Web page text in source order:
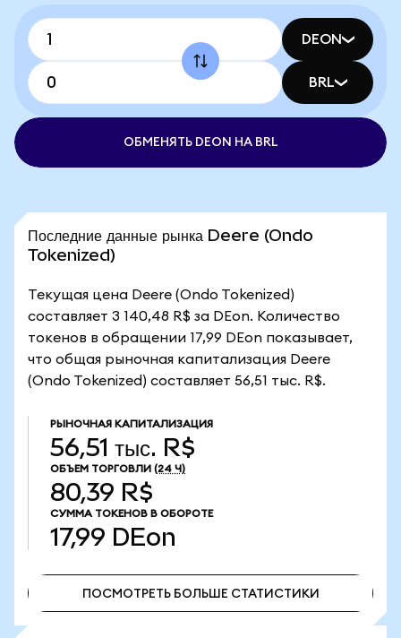
DEON
BRL
ОБМЕНЯТЬ DEON НА BRL
Последние данные рынка Deere (Ondo
Tokenized)
Текущая цена Deere (Ondo Tokenized)
составляет 3 140,48 R$ за DEon. Количество
токенов в обращении 17,99 DEon показывает,
что общая рыночная капитализация Deere
(Ondo Tokenized) составляет 56,51 тыс. R$.
РЫНОЧНАЯ КАПИТАЛИЗАЦИЯ
56,51 тыс. R$
ОБЪЕМ ТОРГОВЛИ (24 Ч)
80,39 R$
СУММА ТОКЕНОВ В ОБОРОТЕ
17,99 DEon
ПОСМОТРЕТЬ БОЛЬШЕ СТАТИСТИКИ